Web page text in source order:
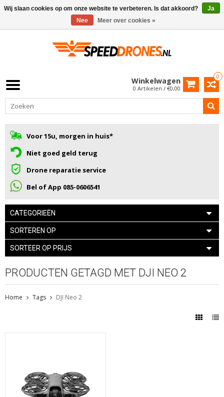
0
Winkelwagen
0 Artikelen / €0,00
Voor 15u, morgen in huis*
Niet goed geld terug
Drone reparatie service
Bel of App 085-0606541
CATEGORIEËN
SORTEREN OP
SORTEER OP PRIJS
PRODUCTEN GETAGD MET DJI NEO 2
Home Tags DJI Neo 2
Wij slaan cookies op om onze website te verbeteren. Is dat akkoord?
Ja
Nee
Meer over cookies »